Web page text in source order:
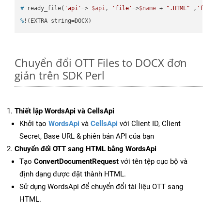
# ready_file( 'api'=> $api, 'file'=>$name + ".HTML" ,
% !(EXTRA string=DOCX)
Chuyển đổi OTT Files to DOCX đơn
giản trên SDK Perl
Thiết lập WordsApi và CellsApi
Khởi tạo WordsApi và CellsApi với Client ID, Client
Secret, Base URL & phiên bản API của bạn
Chuyển đổi OTT sang HTML bằng WordsApi
Tạo ConvertDocumentRequest với tên tệp cục bộ và
định dạng được đặt thành HTML.
Sử dụng WordsApi để chuyển đổi tài liệu OTT sang
HTML.